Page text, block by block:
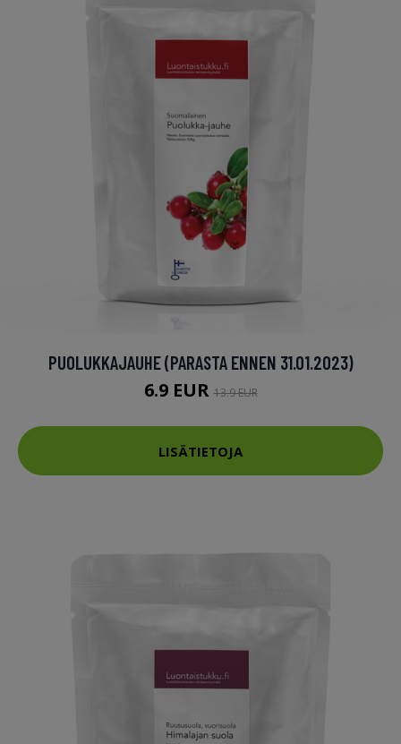
PUOLUKKAJAUHE (PARASTA ENNEN 31.01.2023)
6.9 EUR13.9 EUR
LISÄTIETOJA